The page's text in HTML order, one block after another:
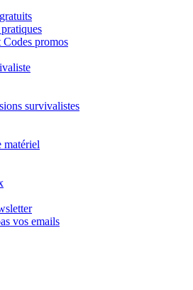
Codes promos
survivalistes
matériel
vos emails